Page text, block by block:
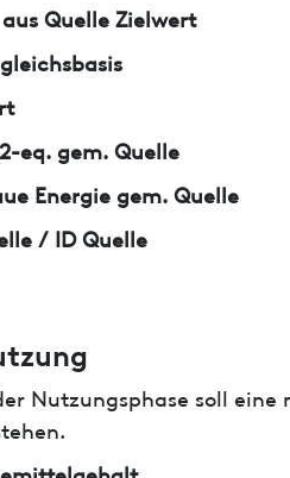
Quelle Zielwert
eq. gem. Quelle
Energie gem. Quelle
/ ID Quelle
Nutzungsphase soll